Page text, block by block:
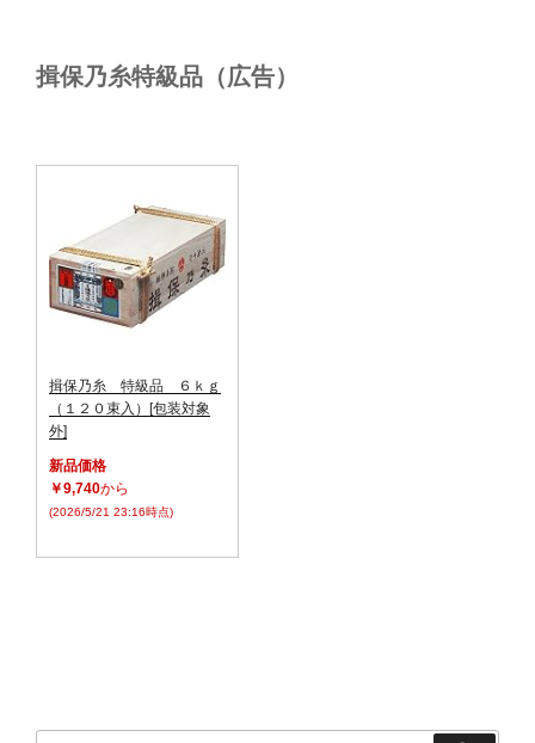
揖保乃糸特級品（広告）
揖保乃糸 特級品 ６ｋｇ
（１２０束入）[包装対象
外]
新品価格
￥9,740から
(2026/5/21 23:16時点)